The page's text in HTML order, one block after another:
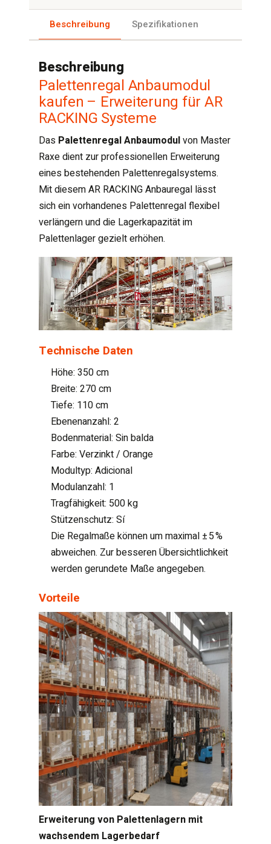
Beschreibung Spezifikationen
Beschreibung
Palettenregal Anbaumodul
kaufen – Erweiterung für AR
RACKING Systeme
Das Palettenregal Anbaumodulvon Master
Raxe dient zur professionellen Erweiterung
eines bestehenden Palettenregalsystems.
Mit diesem AR RACKING Anbauregal lässt
sich ein vorhandenes Palettenregal flexibel
verlängern und die Lagerkapazität im
Palettenlager gezielt erhöhen.
Technische Daten
Höhe: 350 cm
Breite: 270 cm
Tiefe: 110 cm
Ebenenanzahl: 2
Bodenmaterial: Sin balda
Farbe: Verzinkt / Orange
Modultyp: Adicional
Modulanzahl: 1
Tragfähigkeit: 500 kg
Stützenschutz: Sí
Die Regalmaße können um maximal ± 5 %
abweichen. Zur besseren Übersichtlichkeit
werden gerundete Maße angegeben.
Vorteile
Erweiterung von Palettenlagern mit
wachsendem Lagerbedarf